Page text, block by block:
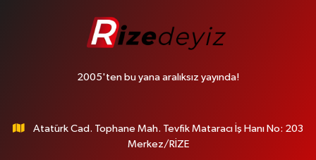
2005'ten bu yana aralıksız yayında!
Atatürk Cad. Tophane Mah. Tevfik Mataracı İş Hanı No: 203
Merkez/RİZE